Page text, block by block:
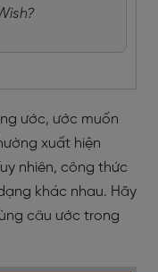
ước, ước muốn
xuất hiện
nhiên, công thức
khác nhau. Hãy
câu ước trong